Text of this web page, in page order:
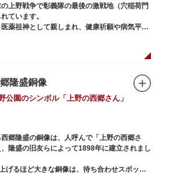
上野戦争で彰義隊の最後の激戦地（穴稲荷門
ています。
薬祖神として親しまれ、健康祈願や病気平癒
菅原道真公も祀られています。
ひとつの神社かのように並んで鎮座していま
独立した神社です。どちらの御朱印も五條天神
授与は9:00～17:00）
隆盛銅像
野公園のシンボル「上野の西郷さん」
郷隆盛の銅像は、人呼んで「上野の西郷さ
隆盛の旧友らによって1898年に建立されまし
げるほど大きな銅像は、待ち合わせスポット